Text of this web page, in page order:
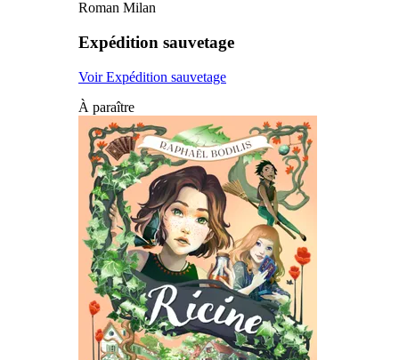
Roman Milan
Expédition sauvetage
Voir Expédition sauvetage
À paraître